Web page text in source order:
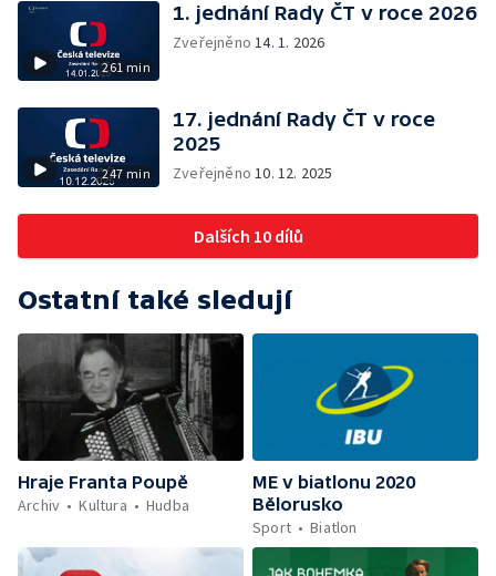
261 min
1. jednání Rady ČT v roce 2026
Zveřejněno14. 1. 2026
247 min
17. jednání Rady ČT v roce
2025
Zveřejněno10. 12. 2025
Dalších 10 dílů
Ostatní také sledují
Hraje Franta Poupě
Archiv
Kultura Hudba
ME v biatlonu 2020
Bělorusko
Sport
Biatlon